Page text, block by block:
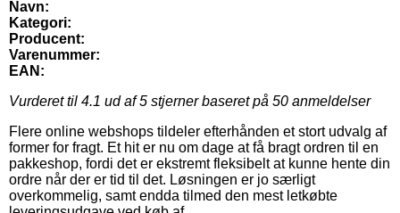
Navn:
Kategori:
Producent:
Varenummer:
EAN:
Vurderet til 4.1 ud af 5 stjerner baseret på 50 anmeldelser
Flere online webshops tildeler efterhånden et stort udvalg af
former for fragt. Et hit er nu om dage at få bragt ordren til en
pakkeshop, fordi det er ekstremt fleksibelt at kunne hente din
ordre når der er tid til det. Løsningen er jo særligt
overkommelig, samt endda tilmed den mest letkøbte